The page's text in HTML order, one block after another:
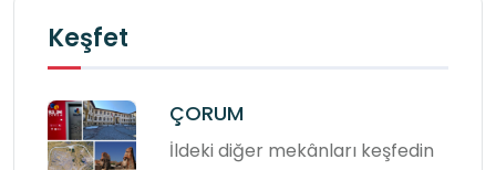
Keşfet
ÇORUM
İldeki diğer mekânları keşfedin